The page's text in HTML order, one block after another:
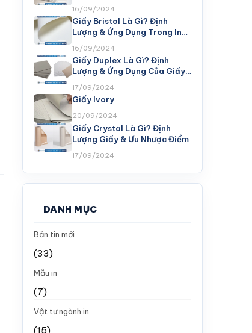
16/09/2024
Giấy Bristol Là Gì? Định
Lượng & Ứng Dụng Trong In
16/09/2024
Giấy Duplex Là Gì? Định
Lượng & Ứng Dụng Của Giấy
17/09/2024
Giấy Ivory
20/09/2024
Giấy Crystal Là Gì? Định
Lượng Giấy & Ưu Nhược Điểm
17/09/2024
DANH MỤC
Bản tin mới
(33)
Mẫu in
(7)
Vật tư ngành in
(15)